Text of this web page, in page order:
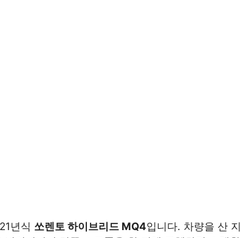
년식 쏘렌토 하이브리드 MQ4입니다. 차량을 산